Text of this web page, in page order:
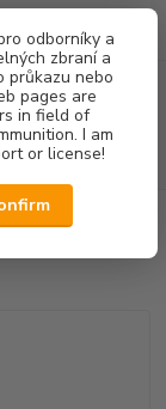
odborníky a
zbraní a
průkazu nebo
pages are
in field of
I am
or license!
Menu
Hledat
za0,00 Kč